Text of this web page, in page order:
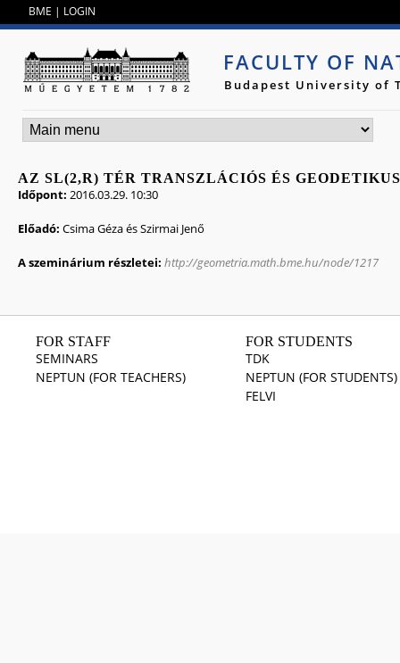
BME | LOGIN
FACULTY OF
Budapest University of
AZ SL(2,R) TÉR TRANSZLÁCIÓS ÉS
Időpont: 2016.03.29. 10:30
Előadó: Csima Géza és Szirmai Jenő
A szeminárium részletei: http://geometria.math.bme.hu/node/1217
FOR STAFF
SEMINARS
NEPTUN (FOR TEACHERS)
FOR STUDENTS
TDK
NEPTUN (FOR STUDENTS)
FELVI